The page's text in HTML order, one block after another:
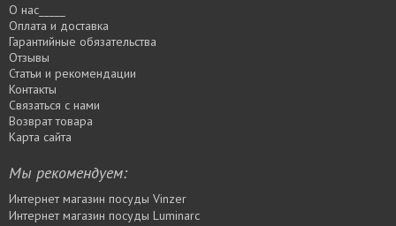
О нас_____
Оплата и доставка
Гарантийные обязательства
Отзывы
Статьи и рекомендации
Контакты
Связаться с нами
Возврат товара
Карта сайта
Мы рекомендуем:
Интернет магазин посуды Vinzer
Интернет магазин посуды Luminarc